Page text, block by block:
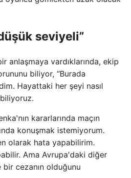
seviyeli”
anlaşmaya vardıklarında, ekip
biliyor, “Burada
Hayattaki her şeyi nasıl
kararlarında maçın
konuşmak istemiyorum.
olarak hata yapabilirim.
Ama Avrupa'daki diğer
cezanın olduğunu